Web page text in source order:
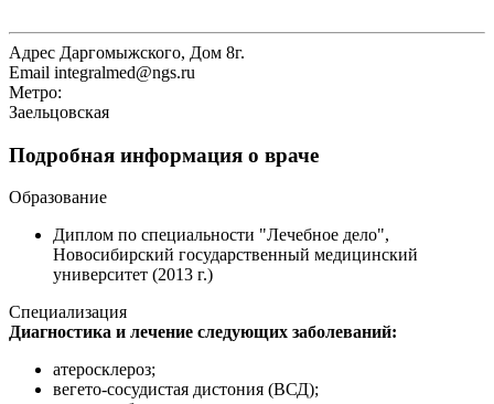
Адрес Даргомыжского, Дом 8г.
Email integralmed@ngs.ru
Метро:
Заельцовская
Подробная информация о враче
Образование
Диплом по специальности "Лечебное дело",
Новосибирский государственный медицинский
университет (2013 г.)
Специализация
Диагностика и лечение следующих заболеваний:
атеросклероз;
вегето-сосудистая дистония (ВСД);